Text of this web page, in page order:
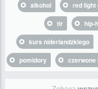
alkohol
red
tir
hip-
kurs niderlandzkiego
pomidory
czerwone